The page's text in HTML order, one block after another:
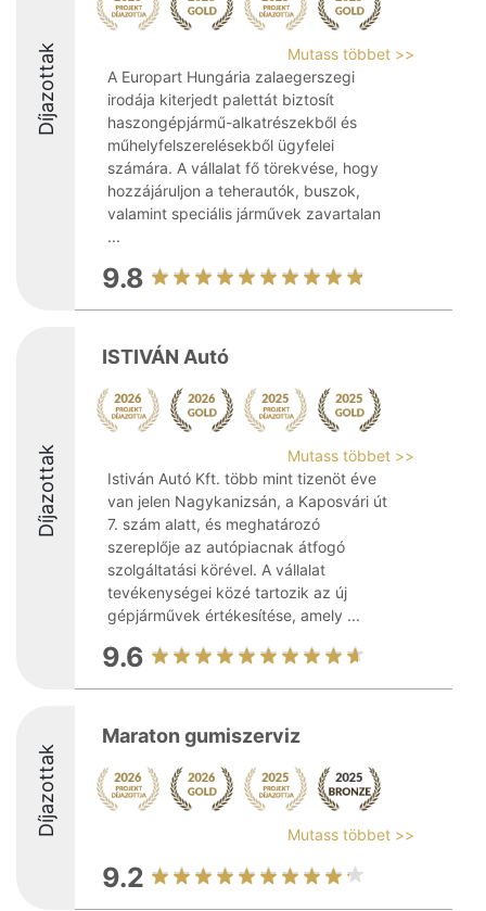
Díjazottak
Mutass többet >>
A Europart Hungária zalaegerszegi
irodája kiterjedt palettát biztosít
haszongépjármű-alkatrészekből és
műhelyfelszerelésekből ügyfelei
számára. A vállalat fő törekvése, hogy
hozzájáruljon a teherautók, buszok,
valamint speciális járművek zavartalan
...
9.8
Díjazottak
ISTIVÁN Autó
Mutass többet >>
Istiván Autó Kft. több mint tizenöt éve
van jelen Nagykanizsán, a Kaposvári út
7. szám alatt, és meghatározó
szereplője az autópiacnak átfogó
szolgáltatási körével. A vállalat
tevékenységei közé tartozik az új
gépjárművek értékesítése, amely ...
9.6
Díjazottak
Maraton gumiszerviz
Mutass többet >>
9.2